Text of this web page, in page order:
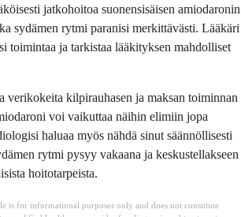
jatkohoitoa suonensisäisen amiodaronin
sydämen rytmi paranisi merkittävästi. Lääkäri
toimintaa ja tarkistaa lääkityksen mahdolliset
verikokeita kilpirauhasen ja maksan toiminnan
voi vaikuttaa näihin elimiin jopa
haluaa myös nähdä sinut säännöllisesti
rytmi pysyy vakaana ja keskustellakseen
hoitotarpeista.
is for informational purposes only and does not constitute